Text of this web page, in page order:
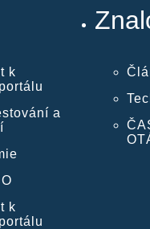
k
a
k